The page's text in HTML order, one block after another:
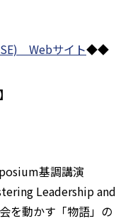
Webサイト◆◆
基調講演
Leadership and
を動かす「物語」の